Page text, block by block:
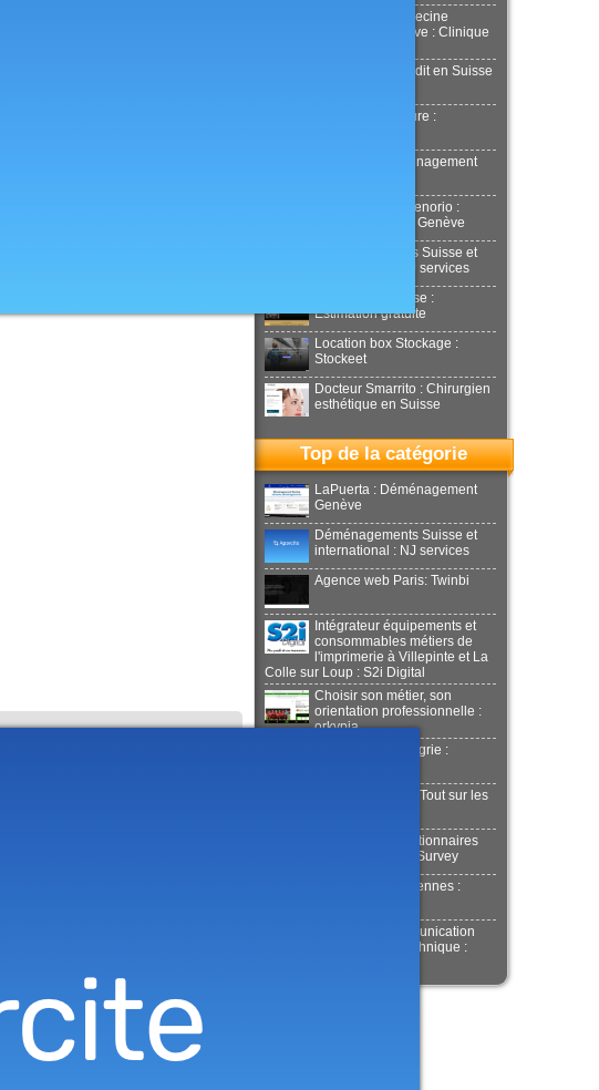
Chirurgie et Médecine
esthétique Genève : Clinique
Demande de crédit en Suisse
Location de voiture :
LaPuerta : Déménagement
Docteur Xavier Tenorio :
Aesthetics Clinic Genève
Déménagements Suisse et
international : NJ services
Achat or en Suisse :
Estimation gratuite
Location box Stockage :
Stockeet
Docteur Smarrito : Chirurgien
esthétique en Suisse
Top de la catégorie
LaPuerta : Déménagement
Genève
Déménagements Suisse et
international : NJ services
Agence web Paris: Twinbi
Intégrateur équipements et
consommables métiers de
l'imprimerie à Villepinte et La
Colle sur Loup : S2i Digital
Choisir son métier, son
orientation professionnelle :
orkypia
Dentistes en Hongrie :
TubeAcierRond : Tout sur les
Création de questionnaires
en ligne : Drag'n Survey
Agence Web à Rennes :
Agence de communication
scientifique et technique :